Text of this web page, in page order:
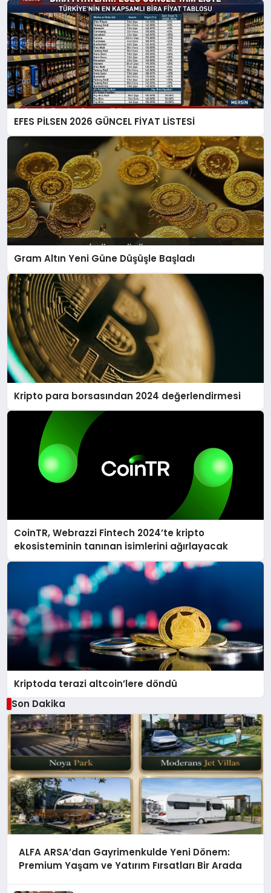
EFES PİLSEN 2026 GÜNCEL FİYAT LİSTESİ
Gram Altın Yeni Güne Düşüşle Başladı
Kripto para borsasından 2024 değerlendirmesi
CoinTR, Webrazzi Fintech 2024’te kripto
ekosisteminin tanınan isimlerini ağırlayacak
Kriptoda terazi altcoin’lere döndü
Son Dakika
ALFA ARSA’dan Gayrimenkulde Yeni Dönem:
Premium Yaşam ve Yatırım Fırsatları Bir Arada